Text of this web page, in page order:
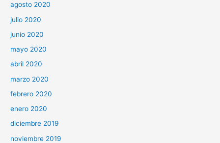
agosto 2020
julio 2020
junio 2020
mayo 2020
abril 2020
marzo 2020
febrero 2020
enero 2020
diciembre 2019
noviembre 2019